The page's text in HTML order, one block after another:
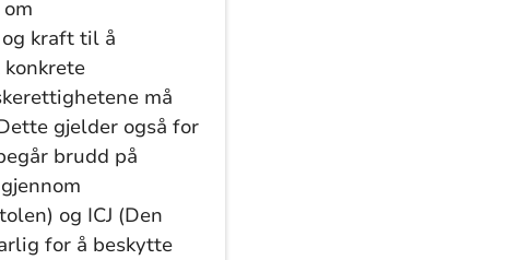
kraft til å
må
gjelder også for
brudd på
og ICJ (Den
for å beskytte